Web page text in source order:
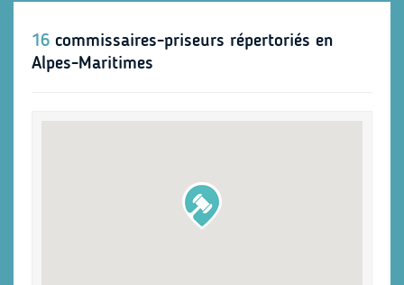
16 commissaires-priseurs répertoriés en
Alpes-Maritimes